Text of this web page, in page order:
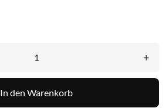
+
In den Warenkorb